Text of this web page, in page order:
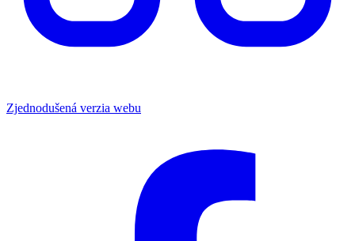
Zjednodušená verzia webu